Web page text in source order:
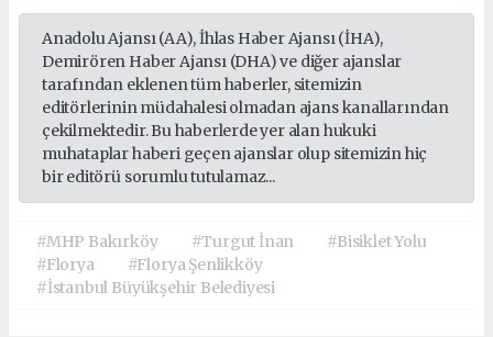
Anadolu Ajansı (AA), İhlas Haber Ajansı (İHA),
Demirören Haber Ajansı (DHA) ve diğer ajanslar
tarafından eklenen tüm haberler, sitemizin
editörlerinin müdahalesi olmadan ajans kanallarından
çekilmektedir. Bu haberlerde yer alan hukuki
muhataplar haberi geçen ajanslar olup sitemizin hiç
bir editörü sorumlu tutulamaz...
#MHP Bakırköy #Turgut İnan
#Bisiklet Yolu
#Florya
#Florya Şenlikköy
#İstanbul Büyükşehir Belediyesi